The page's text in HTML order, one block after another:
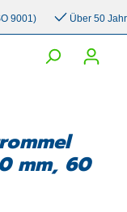
Über 50 Jahre
mm, 60